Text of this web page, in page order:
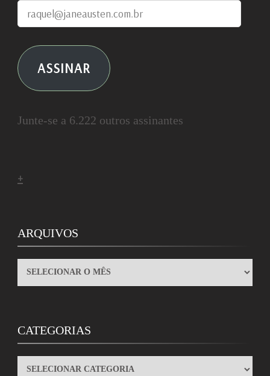
raquel@janeausten.com.br
ASSINAR
Junte-se a 6.222 outros assinantes
+
ARQUIVOS
ARQUIVOS
CATEGORIAS
CATEGORIAS